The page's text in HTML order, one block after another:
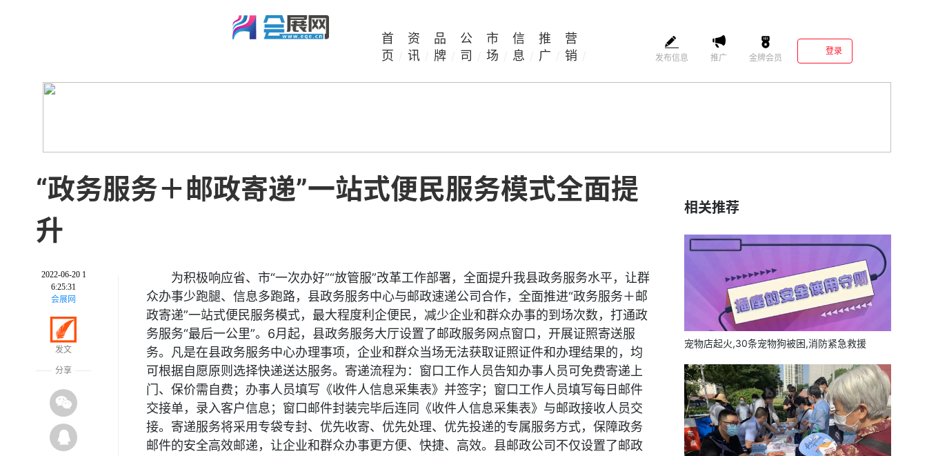
首
页
资
讯
品
牌
公
司
市
场
信
息
推
广
营
销
发布信息 推广 金牌会员
登录
“政务服务＋邮政寄递”一站式便民服务模式全面提
升
2022-06-20 1
6:25:31
会展网
发文
分享
为积极响应省、市“一次办好”“放管服”改革工作部署，全面提升我县政务服务水平，让群
众办事少跑腿、信息多跑路，县政务服务中心与邮政速递公司合作，全面推进“政务服务＋邮
政寄递”一站式便民服务模式，最大程度利企便民，减少企业和群众办事的到场次数，打通政
务服务“最后一公里”。6月起，县政务服务大厅设置了邮政服务网点窗口，开展证照寄送服
务。凡是在县政务服务中心办理事项，企业和群众当场无法获取证照证件和办理结果的，均
可根据自愿原则选择快递送达服务。寄递流程为：窗口工作人员告知办事人员可免费寄递上
门、保价需自费；办事人员填写《收件人信息采集表》并签字；窗口工作人员填写每日邮件
交接单，录入客户信息；窗口邮件封装完毕后连同《收件人信息采集表》与邮政接收人员交
接。寄递服务将采用专袋专封、优先收寄、优先处理、优先投递的专属服务方式，保障政务
邮件的安全高效邮递，让企业和群众办事更方便、快捷、高效。县邮政公司不仅设置了邮政
相关推荐
宠物店起火,30条宠物狗被困,消防紧急救援